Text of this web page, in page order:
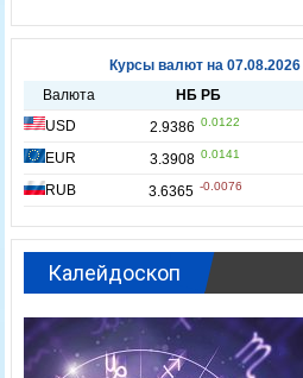
Калейдоскоп